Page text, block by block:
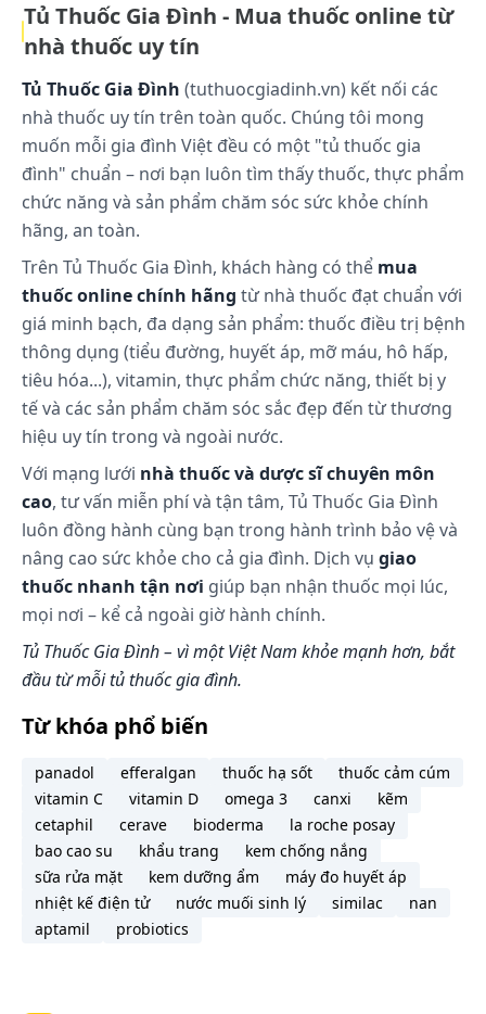
Sắt được vận chuyển trong huyết tương dưới dạng
Transferrin đến dịch gian bào, các mô nhất là gan
và trữ ở dạng Ferritin. Sắt được đưa vào tủy đỏ
xương để trở thành một thành phần của huyết sắc
tố trong hồng cầu, vào cơ thể và trở thành một
thành phần của Myoglobin. Hai nơi dự trữ sắt lớn
nhất là hồng cầu và hệ võng nội mô.
Thải trừ
mạnh, đa số qua đường tiêu hóa (mật, tế bào niêm
mạc tróc), số còn lại qua da và nước tiểu, phụ nữ
sắt thải thêm qua đường kinh nguyệt có thể đến
2mg/ngày.
Cách dùng và liều dùng:
Cách dùng:
Dung dịch uống.
Liều dùng:
Người lớn
2 ống/ngày.
2 ống/ngày, mỗi lần 1 ống.
1 - 2 ống ngày, mỗi lần 1 ống.
Lưu ý: Liều dùng trên chỉ mang tính chất tham
khảo. Liều dùng cụ thể tùy thuộc vào thể trạng và
mức độ diễn tiến của bệnh. Để có liều dùng phù
hợp, bạn cần tham khảo ý kiến bác sĩ hoặc chuyên
viên y tế.
Xử trí quá liều:
Tủ Thuốc Gia Đình - Mua thuốc online từ
nhà thuốc uy tín
Tủ Thuốc Gia Đình (tuthuocgiadinh.vn) kết nối các
nhà thuốc uy tín trên toàn quốc. Chúng tôi mong
muốn mỗi gia đình Việt đều có một "tủ thuốc gia
đình" chuẩn – nơi bạn luôn tìm thấy thuốc, thực phẩm
chức năng và sản phẩm chăm sóc sức khỏe chính
hãng, an toàn.
Trên Tủ Thuốc Gia Đình, khách hàng có thể mua
thuốc online chính hãng từ nhà thuốc đạt chuẩn với
giá minh bạch, đa dạng sản phẩm: thuốc điều trị bệnh
thông dụng (tiểu đường, huyết áp, mỡ máu, hô hấp,
tiêu hóa...), vitamin, thực phẩm chức năng, thiết bị y
tế và các sản phẩm chăm sóc sắc đẹp đến từ thương
hiệu uy tín trong và ngoài nước.
Với mạng lưới nhà thuốc và dược sĩ chuyên môn
cao, tư vấn miễn phí và tận tâm, Tủ Thuốc Gia Đình
luôn đồng hành cùng bạn trong hành trình bảo vệ và
nâng cao sức khỏe cho cả gia đình. Dịch vụ giao
thuốc nhanh tận nơi giúp bạn nhận thuốc mọi lúc,
mọi nơi – kể cả ngoài giờ hành chính.
Tủ Thuốc Gia Đình – vì một Việt Nam khỏe mạnh hơn, bắt
đầu từ mỗi tủ thuốc gia đình.
Từ khóa phổ biến
panadol efferalgan thuốc hạ sốt
thuốc cảm cúm
vitamin C
vitamin D omega 3 canxi
kẽm
cetaphil
cerave bioderma
la roche posay
bao cao su
khẩu trang
kem chống nắng
sữa rửa mặt
kem dưỡng ẩm
máy đo huyết áp
nhiệt kế điện tử
nước muối sinh lý similac
nan
aptamil
probiotics